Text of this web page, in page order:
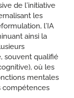
de l’initiative
les
l’IA
ainsi la
souvent qualifié
où les
mentales
compétences